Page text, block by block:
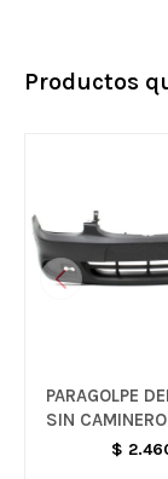
Productos
PARAGOLPE
SIN
$